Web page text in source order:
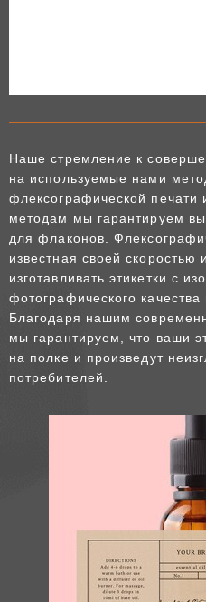
Наше стремление к
на используемые нами
флексографической печати
методам мы гарантируем
для флаконов.
известная своей скоростью
изготавливать этикетки с
фотографического качества
Благодаря нашим
мы гарантируем, что ваши
на полке и произведут
потребителей.